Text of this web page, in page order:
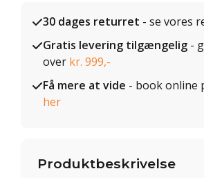
30 dages returret - se vores
Gratis levering tilgængelig -
over kr. 999,-
Få mere at vide - book online
her
Produktbeskrivelse